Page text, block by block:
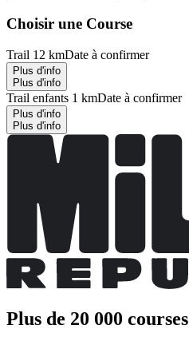
Choisir une Course
Trail 12 kmDate à confirmer
Plus d'info
Plus d'info
Trail enfants 1 kmDate à confirmer
Plus d'info
Plus d'info
Plus de 20 000 courses